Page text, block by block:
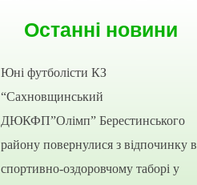
Останні новини
Юні футболісти КЗ
“Сахновщинський
ДЮКФП”Олімп” Берестинського
району повернулися з відпочинку в
спортивно-оздоровчому таборі у